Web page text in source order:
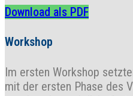
Download als PDF
Workshop
Im ersten Workshop
mit der ersten Phase des